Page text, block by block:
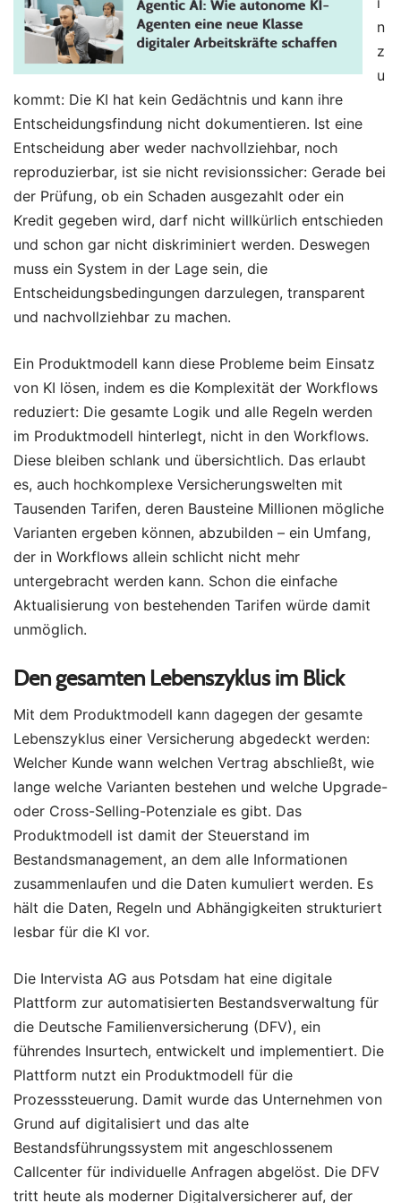
n
z
u
kommt: Die KI hat kein Gedächtnis und kann ihre
Entscheidungsfindung nicht dokumentieren. Ist eine
Entscheidung aber weder nachvollziehbar, noch
reproduzierbar, ist sie nicht revisionssicher: Gerade bei
der Prüfung, ob ein Schaden ausgezahlt oder ein
Kredit gegeben wird, darf nicht willkürlich entschieden
und schon gar nicht diskriminiert werden. Deswegen
muss ein System in der Lage sein, die
Entscheidungsbedingungen darzulegen, transparent
und nachvollziehbar zu machen.
Ein Produktmodell kann diese Probleme beim Einsatz
von KI lösen, indem es die Komplexität der Workflows
reduziert: Die gesamte Logik und alle Regeln werden
im Produktmodell hinterlegt, nicht in den Workflows.
Diese bleiben schlank und übersichtlich. Das erlaubt
es, auch hochkomplexe Versicherungswelten mit
Tausenden Tarifen, deren Bausteine Millionen mögliche
Varianten ergeben können, abzubilden – ein Umfang,
der in Workflows allein schlicht nicht mehr
untergebracht werden kann. Schon die einfache
Aktualisierung von bestehenden Tarifen würde damit
unmöglich.
Den gesamten Lebenszyklus im Blick
Mit dem Produktmodell kann dagegen der gesamte
Lebenszyklus einer Versicherung abgedeckt werden:
Welcher Kunde wann welchen Vertrag abschließt, wie
lange welche Varianten bestehen und welche Upgrade-
oder Cross-Selling-Potenziale es gibt. Das
Produktmodell ist damit der Steuerstand im
Bestandsmanagement, an dem alle Informationen
zusammenlaufen und die Daten kumuliert werden. Es
hält die Daten, Regeln und Abhängigkeiten strukturiert
lesbar für die KI vor.
Die Intervista AG aus Potsdam hat eine digitale
Plattform zur automatisierten Bestandsverwaltung für
die Deutsche Familienversicherung (DFV), ein
führendes Insurtech, entwickelt und implementiert. Die
Plattform nutzt ein Produktmodell für die
Prozesssteuerung. Damit wurde das Unternehmen von
Grund auf digitalisiert und das alte
Bestandsführungssystem mit angeschlossenem
Callcenter für individuelle Anfragen abgelöst. Die DFV
tritt heute als moderner Digitalversicherer auf, der